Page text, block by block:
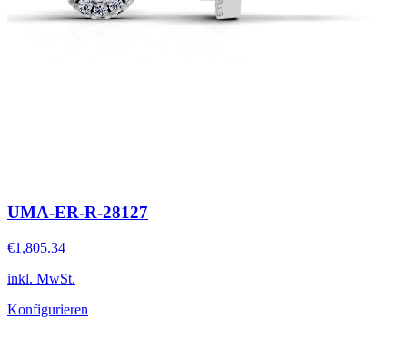
UMA-ER-R-28127
€1,805.34
inkl. MwSt.
Konfigurieren